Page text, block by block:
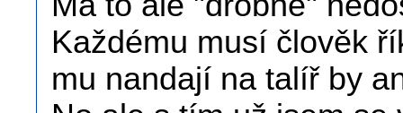
Každému musí člověk
mu nandají na talíř by